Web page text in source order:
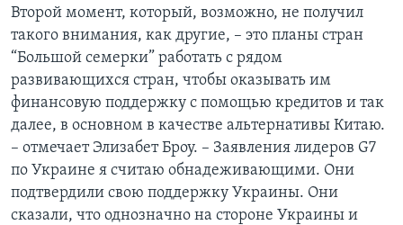
Второй момент, который, возможно, не получил
такого внимания, как другие, – это планы стран
“Большой семерки” работать с рядом
развивающихся стран, чтобы оказывать им
финансовую поддержку с помощью кредитов и так
далее, в основном в качестве альтернативы Китаю.
– отмечает Элизабет Броу. – Заявления лидеров G7
по Украине я считаю обнадеживающими. Они
подтвердили свою поддержку Украины. Они
сказали, что однозначно на стороне Украины и